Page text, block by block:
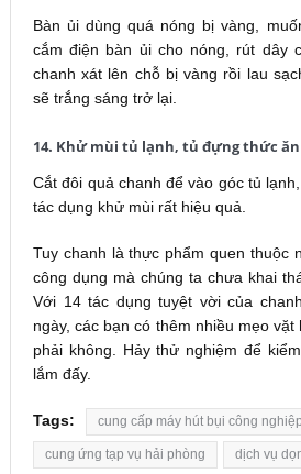
Bàn ủi dùng quá nóng bị vàng,
cắm điện bàn ủi cho nóng, rút dây
chanh xát lên chỗ bị vàng rồi lau
sẽ trắng sáng trở lại.
14. Khử mùi tủ lạnh, tủ đựng thức ăn
Cắt đôi quả chanh để vào góc tủ
tác dụng khử mùi rất hiệu quả.
Tuy chanh là thực phẩm quen thuộc
công dụng mà chúng ta chưa khai
Với 14 tác dụng tuyệt vời của
ngày, các bạn có thêm nhiều mẹo
phải không. Hảy thử nghiệm để
lắm đấy.
Tags: cung cấp máy hút bụi công
cung ứng tạp vụ hải phòng dịch vụ